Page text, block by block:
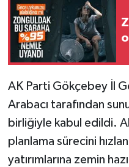
AK Parti Gökçebey İl
Arabacı tarafından
birliğiyle kabul edildi.
planlama sürecini
yatırımlarına zemin